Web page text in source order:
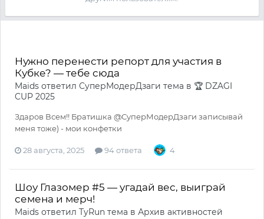
Нужно перенести репорт для участия в
Кубке? — тебе сюда
Maids ответил СуперМодерДзаги тема в 🏆 DZAGI
CUP 2025
Здаров Всем!! Братишка @СуперМодерДзаги записывай
меня тоже) - мои конфетки
28 августа, 2025 94 ответа 4
Шоу Глазомер #5 — угадай вес, выиграй
семена и мерч!
Maids ответил TyRun тема в Архив активностей